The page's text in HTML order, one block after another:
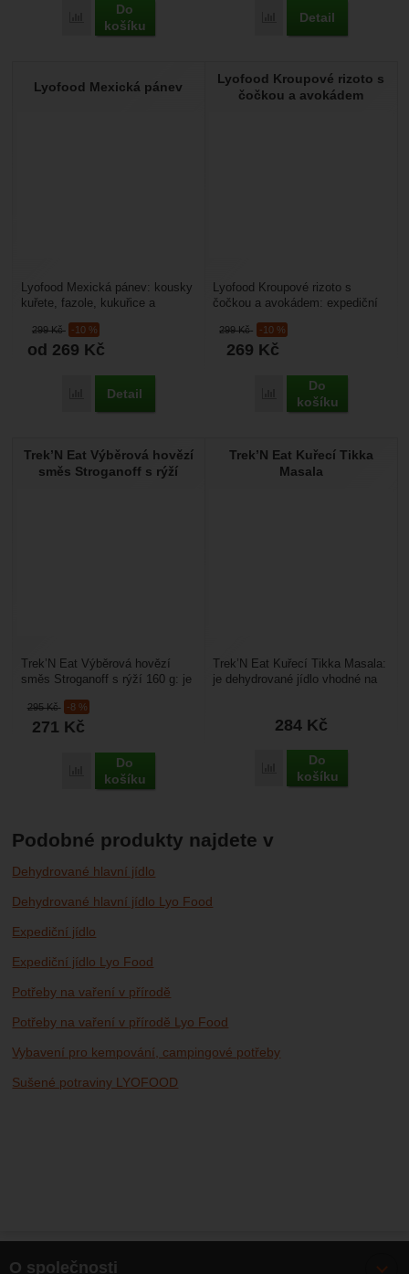
Porovnat
Do
košíku
Porovnat
Detail
Lyofood Mexická pánev
299Kč -10 %
od 269 Kč
Porovnat
Detail
Lyofood Mexická pánev: kousky
kuřete, fazole, kukuřice a
Využijete ho...
Lyofood Kroupové rizoto s
čočkou a avokádem
299Kč -10 %
269 Kč
Porovnat
Do
košíku
Lyofood Kroupové rizoto s
čočkou a avokádem: expediční
vyrobeno ze 100% přírodních...
Trek’N Eat Výběrová hovězí
směs Stroganoff s rýží
295Kč -8 %
271 Kč
Porovnat
Do
košíku
Trek’N Eat Výběrová hovězí
směs Stroganoff s rýží 160 g: je
cestování s...
Trek’N Eat Kuřecí Tikka
Masala
284 Kč
Porovnat
Do
košíku
Trek’N Eat Kuřecí Tikka Masala:
je dehydrované jídlo vhodné na
Podobné produkty najdete v
Dehydrované hlavní jídlo
Dehydrované hlavní jídlo Lyo Food
Expediční jídlo
Expediční jídlo Lyo Food
Potřeby na vaření v přírodě
Potřeby na vaření v přírodě Lyo Food
Vybavení pro kempování, campingové potřeby
Sušené potraviny LYOFOOD
O společnosti